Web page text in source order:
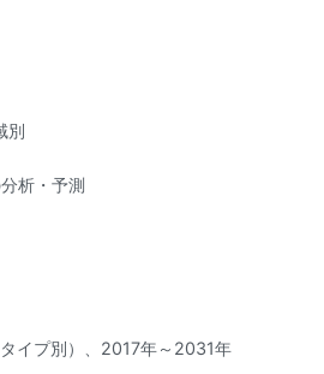
別
析・予測
イプ別）、2017年～2031年